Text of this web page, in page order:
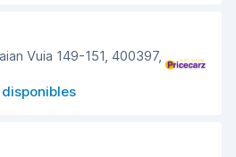
Vuia 149-151, 400397,